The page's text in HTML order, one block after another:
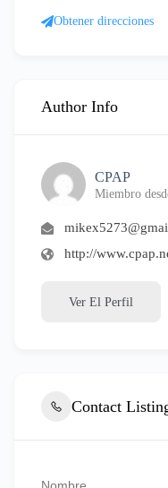
Obtener direcciones
Author Info
CPAP
Miembro
http://
Ver El Perfil
Contact